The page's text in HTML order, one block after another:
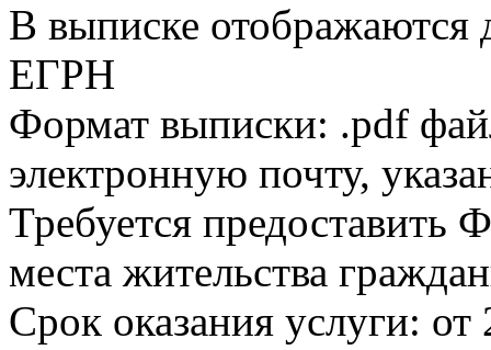
В выписке
ЕГРН
Формат выписки: .pdf
электронную почту,
Требуется
места жительства
Срок оказания услуги: от